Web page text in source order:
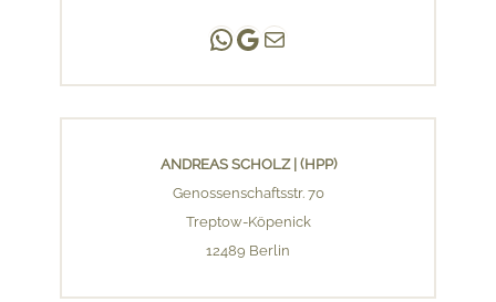
Andreas Scholz | (HPP)
Praxis Adlershof
E-Mail an mich ...
ANDREAS SCHOLZ | (HPP)
Genossenschaftsstr. 70
Treptow-Köpenick
12489 Berlin